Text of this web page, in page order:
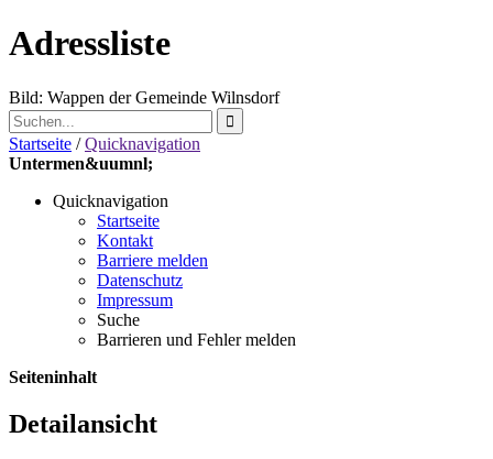
Adressliste
Bild: Wappen der Gemeinde Wilnsdorf
Startseite /Quicknavigation
Untermen&uumnl;
Quicknavigation
Startseite
Kontakt
Barriere melden
Datenschutz
Impressum
Suche
Barrieren und Fehler melden
Seiteninhalt
Detailansicht